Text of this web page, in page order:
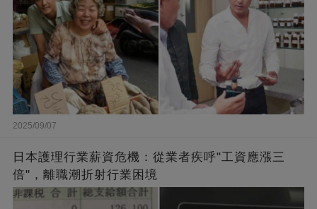
2025/09/07
日本護理行業薪資危機：從業者疾呼"工資應漲三
倍"，離職潮折射行業困境